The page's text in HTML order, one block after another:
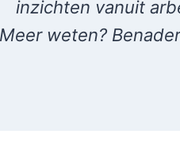
inzichten vanuit
Meer weten?